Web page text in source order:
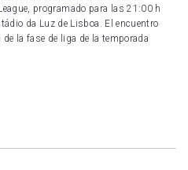
programado para las 21:00 h
da Luz de Lisboa. El encuentro
la fase de liga de la temporada